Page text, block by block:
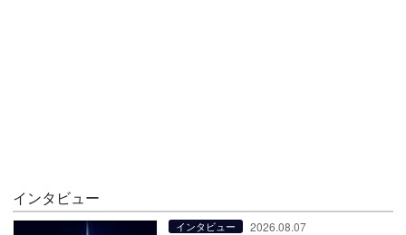
インタビュー
インタビュー 2026.08.07